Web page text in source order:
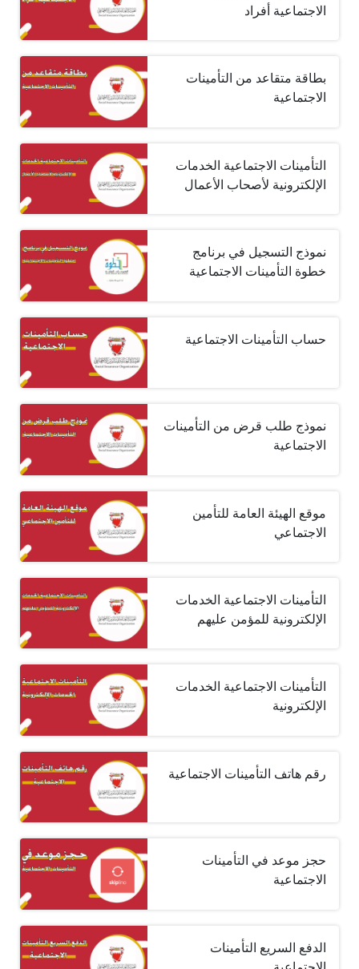
الاجتماعية أفراد
بطاقة متقاعد من التأمينات
الاجتماعية
التأمينات الاجتماعية الخدمات
الإلكترونية لأصحاب الأعمال
نموذج التسجيل في برنامج
خطوة التأمينات الاجتماعية
حساب التأمينات الاجتماعية
نموذج طلب قرض من التأمينات
الاجتماعية
موقع الهيئة العامة للتأمين
الاجتماعي
التأمينات الاجتماعية الخدمات
الإلكترونية للمؤمن عليهم
التأمينات الاجتماعية الخدمات
الإلكترونية
رقم هاتف التأمينات الاجتماعية
حجز موعد في التأمينات
الاجتماعية
الدفع السريع التأمينات